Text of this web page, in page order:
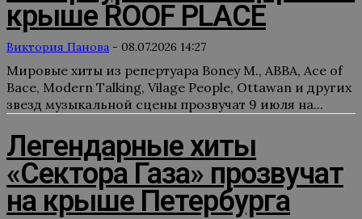
крыше ROOF PLACE
Виктория Панова - 08.07.2026 14:27
Мировые хиты из репертуара Boney M., ABBA, Ace of
Bace, Modern Talking, Vilage People, Ottawan и других
звезд музыкальной сцены прозвучат 9 июля на...
Легендарные хиты
«Сектора Газа» прозвучат
на крыше Петербурга